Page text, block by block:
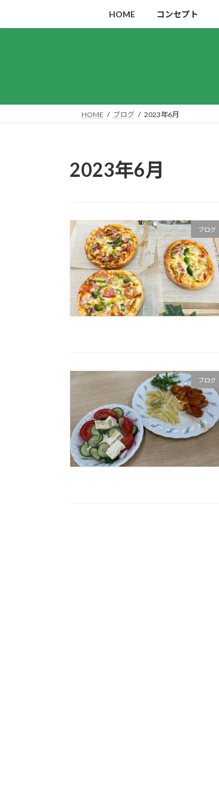
キ
に
HOME コンセプト
HOME ブログ 2023年6月
2023年6月
ブログ
ブログ